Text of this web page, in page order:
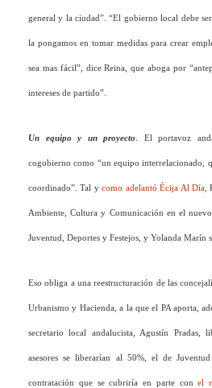
general y la ciudad”. “El gobierno local debe
la pongamos en tomar medidas para crear
sea mas fácil”, dice Reina, que aboga por
intereses de partido”.
Un equipo y un proyecto . El portavoz
cogobierno como “un equipo interrelacionado,
coordinado”. Tal ycomo adelantó Écija Al Día,
Ambiente, Cultura y Comunicación en el
Juventud, Deportes y Festejos, y Yolanda Marín
Eso obliga a una reestructuración de las
Urbanismo y Hacienda, a la que el PA aporta,
secretario local andalucista, Agustín Pradas,
asesores se liberarían al 50%, el de
contratación que se cubriría en parte con el